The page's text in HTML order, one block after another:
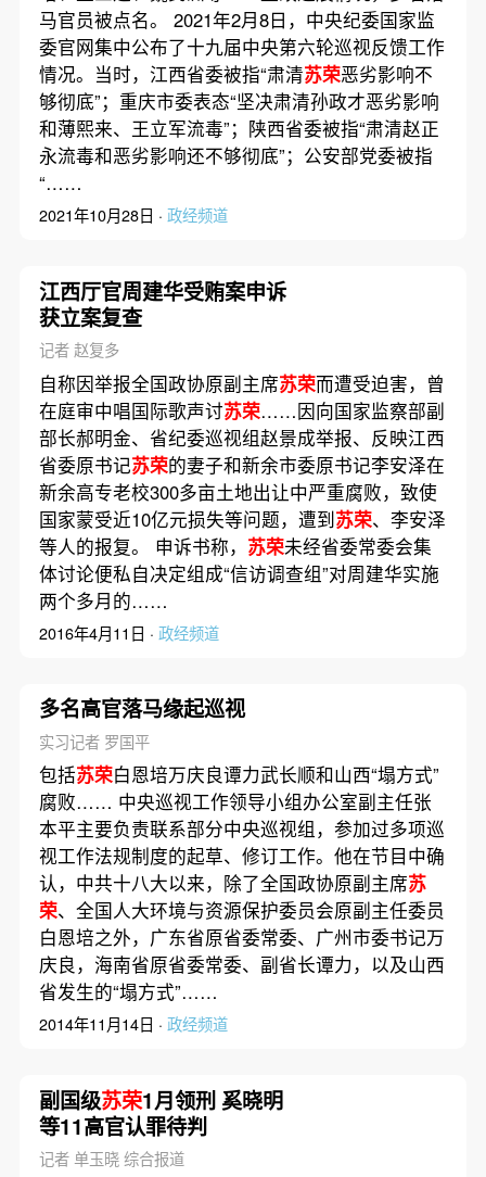
马官员被点名。 2021年2月8日，中央纪委国家监
委官网集中公布了十九届中央第六轮巡视反馈工作
情况。当时，江西省委被指“肃清苏荣恶劣影响不
够彻底”；重庆市委表态“坚决肃清孙政才恶劣影响
和薄熙来、王立军流毒”；陕西省委被指“肃清赵正
永流毒和恶劣影响还不够彻底”；公安部党委被指
“……
2021年10月28日 · 政经频道
江西厅官周建华受贿案申诉
获立案复查
记者 赵复多
自称因举报全国政协原副主席苏荣而遭受迫害，曾
在庭审中唱国际歌声讨苏荣……因向国家监察部副
部长郝明金、省纪委巡视组赵景成举报、反映江西
省委原书记苏荣的妻子和新余市委原书记李安泽在
新余高专老校300多亩土地出让中严重腐败，致使
国家蒙受近10亿元损失等问题，遭到苏荣、李安泽
等人的报复。 申诉书称， 苏荣未经省委常委会集
体讨论便私自决定组成“信访调查组”对周建华实施
两个多月的……
2016年4月11日 · 政经频道
多名高官落马缘起巡视
实习记者 罗国平
包括苏荣白恩培万庆良谭力武长顺和山西“塌方式”
腐败…… 中央巡视工作领导小组办公室副主任张
本平主要负责联系部分中央巡视组，参加过多项巡
视工作法规制度的起草、修订工作。他在节目中确
认，中共十八大以来，除了全国政协原副主席苏
荣、全国人大环境与资源保护委员会原副主任委员
白恩培之外，广东省原省委常委、广州市委书记万
庆良，海南省原省委常委、副省长谭力，以及山西
省发生的“塌方式”……
2014年11月14日 · 政经频道
副国级苏荣1月领刑 奚晓明
等11高官认罪待判
记者 单玉晓 综合报道